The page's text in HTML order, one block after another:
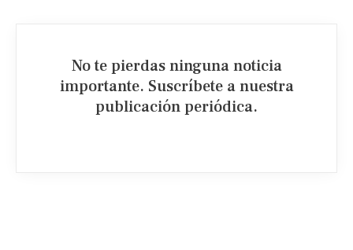
No te pierdas ninguna noticia
importante. Suscríbete a nuestra
publicación periódica.​